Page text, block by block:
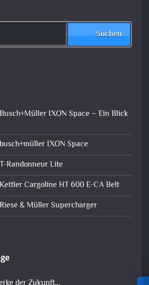
Suchen
IXON Space – Ein Blick
IXON Space
Randonneur Lite
Cargoline HT 600 E-CA Belt
& Müller Supercharger